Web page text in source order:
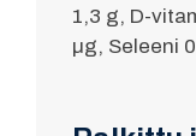
1,3 g, D-
µg, Seleeni